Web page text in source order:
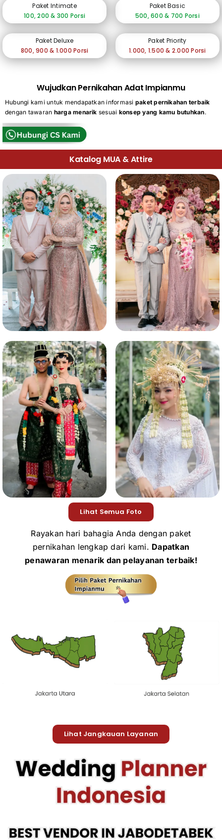
Paket Intimate
100, 200 & 300 Porsi
Paket Basic
500, 600 & 700 Porsi
Paket Deluxe
800, 900 & 1.000 Porsi
Paket Priority
1.000, 1.500 & 2.000 Porsi
Wujudkan Pernikahan Adat Impianmu
Hubungi kami untuk mendapatkan informasi paket pernikahan terbaik
dengan tawaran harga menarik sesuai konsep yang kamu butuhkan.
Katalog MUA & Attire
Lihat Semua Foto
Rayakan hari bahagia Anda dengan paket
pernikahan lengkap dari kami. Dapatkan
penawaran menarik dan pelayanan terbaik!
Lihat Jangkauan Layanan